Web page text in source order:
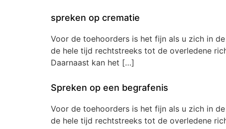
spreken op crematie
Voor de toehoorders is het fijn als u zich in
de hele tijd rechtstreeks tot de overledene
Daarnaast kan het […]
Spreken op een begrafenis
Voor de toehoorders is het fijn als u zich in
de hele tijd rechtstreeks tot de overledene